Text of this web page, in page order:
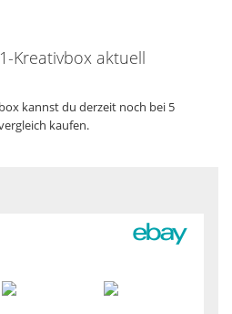
Kreativbox aktuell
kannst du derzeit noch bei 5
kaufen.